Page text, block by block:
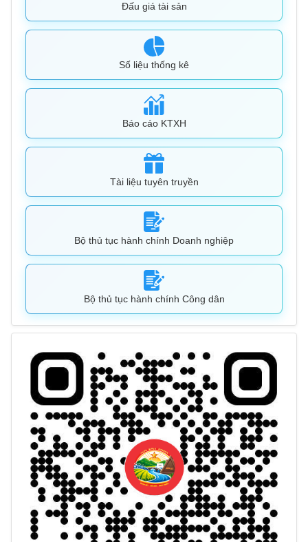
Đấu giá tài sản
Số liệu thống kê
Báo cáo KTXH
Tài liệu tuyên truyền
Bộ thủ tục hành chính Doanh nghiệp
Bộ thủ tục hành chính Công dân